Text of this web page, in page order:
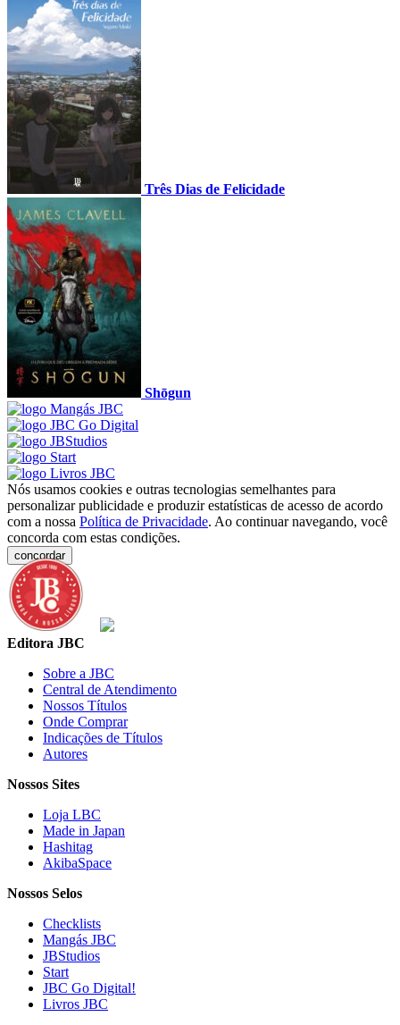
Três Dias de Felicidade
Shōgun
Nós usamos cookies e outras tecnologias semelhantes para
personalizar publicidade e produzir estatísticas de acesso de acordo
com a nossa Política de Privacidade. Ao continuar navegando, você
concorda com estas condições.
concordar
Editora JBC
Sobre a JBC
Central de Atendimento
Nossos Títulos
Onde Comprar
Indicações de Títulos
Autores
Nossos Sites
Loja LBC
Made in Japan
Hashitag
AkibaSpace
Nossos Selos
Checklists
Mangás JBC
JBStudios
Start
JBC Go Digital!
Livros JBC